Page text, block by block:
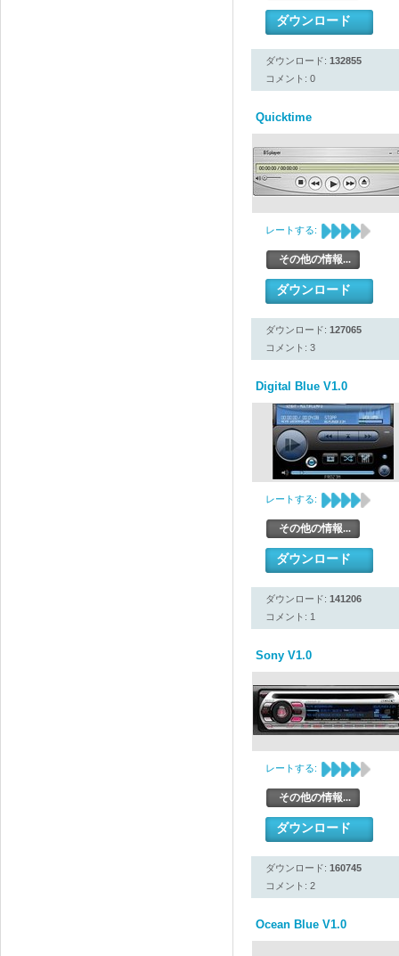
ダウンロード
ダウンロード: 132855
コメント: 0
Quicktime
レートする:
その他の情報...
ダウンロード
ダウンロード: 127065
コメント: 3
Digital Blue V1.0
レートする:
その他の情報...
ダウンロード
ダウンロード: 141206
コメント: 1
Sony V1.0
レートする:
その他の情報...
ダウンロード
ダウンロード: 160745
コメント: 2
Ocean Blue V1.0